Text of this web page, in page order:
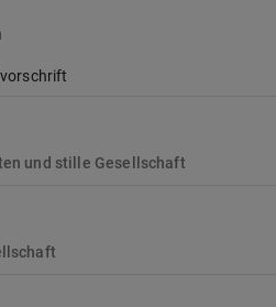
und stille Gesellschaft